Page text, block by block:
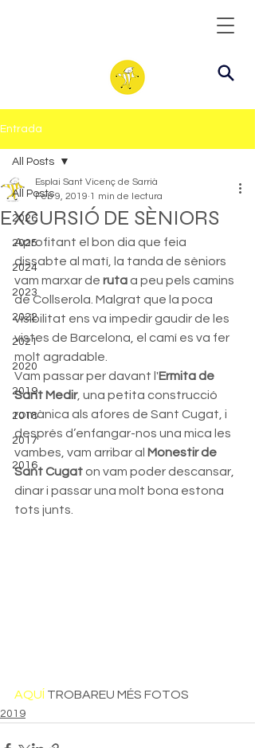
Entrada
All Posts
2026
2025
2024
2023
2022
2021
2020
2019
2018
2017
2016
All Posts
EXCURSIÓ DE SÈNIORS
Esplai Sant Vicenç de Sarrià
Feb 9, 2019 1 min de lectura
Aprofitant el bon dia que feia
dissabte al matí, la tanda de sèniors
vam marxar de ruta a peu pels camins
de Collserola. Malgrat que la poca
visibilitat ens va impedir gaudir de les
vistes de Barcelona, el camí es va fer
molt agradable.
Vam passar per davant l'Ermita de
Sant Medir, una petita construcció
romànica als afores de Sant Cugat, i
després d’enfangar-nos una mica les
vambes, vam arribar al Monestir de
Sant Cugat on vam poder descansar,
dinar i passar una molt bona estona
tots junts.
AQUÍ TROBAREU MÉS FOTOS
2019